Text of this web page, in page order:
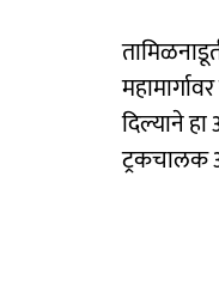
दिल्याने
ट्रकचालक